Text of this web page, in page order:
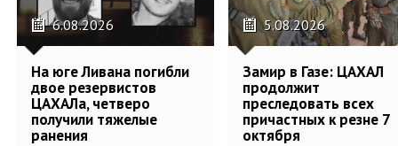
6.08.2026
На юге Ливана погибли
двое резервистов
ЦАХАЛа, четверо
получили тяжелые
ранения
5.08.2026
Замир в Газе: ЦАХАЛ
продолжит
преследовать всех
причастных к резне 7
октября